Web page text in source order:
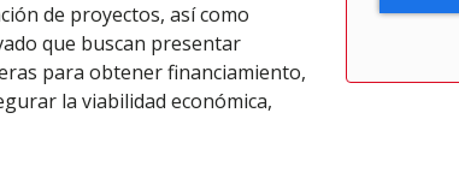
de proyectos, así como
que buscan presentar
para obtener financiamiento,
la viabilidad económica,